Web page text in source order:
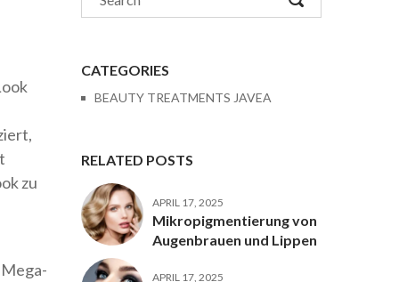
zu
CATEGORIES
BEAUTY TREATMENTS JAVEA
RELATED POSTS
APRIL 17, 2025
Mikropigmentierung von
Augenbrauen und Lippen
APRIL 17, 2025